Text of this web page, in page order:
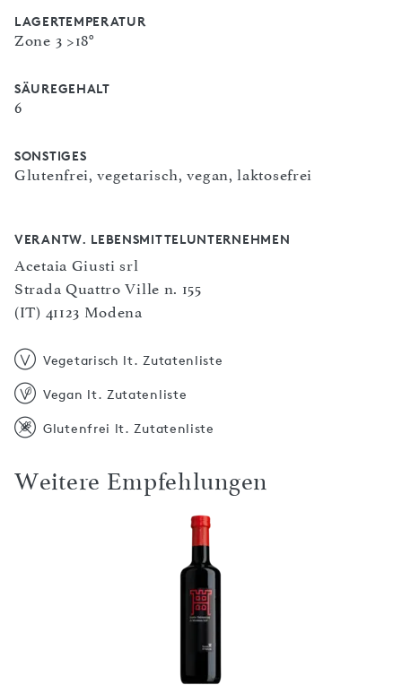
LAGERTEMPERATUR
Zone 3 >18°
SÄUREGEHALT
6
SONSTIGES
Glutenfrei, vegetarisch, vegan, laktosefrei
VERANTW. LEBENSMITTELUNTERNEHMEN
Acetaia Giusti srl
Strada Quattro Ville n. 155
(IT) 41123 Modena
Vegetarisch lt. Zutatenliste
Vegan lt. Zutatenliste
Glutenfrei lt. Zutatenliste
Weitere Empfehlungen